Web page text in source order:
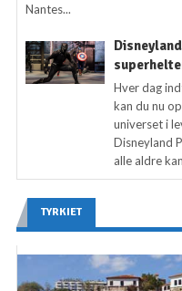
Nantes...
Hver dag
kan du nu
universet i
Disneyland
alle aldre
TYRKIET